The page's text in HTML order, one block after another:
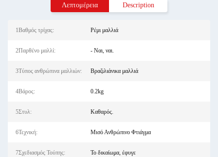
Λεπτομέρεια Description
1Βαθμός τρίχας: Ρέμι μαλλιά
2Παρθένο μαλλί: - Ναι, ναι.
3Τύπος ανθρώπινα μαλλιών: Βραζιλιάνικα μαλλιά
4Βάρος: 0.2kg
5Στυλ: Καθαρός.
6Τεχνική: Μισό Ανθρώπινο Φτιάγμα
7Σχεδιασμός Τούπης: Το δικαίωμα, έφυγε